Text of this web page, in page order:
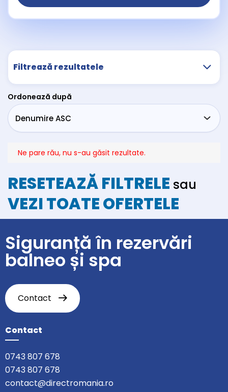
Filtrează rezultatele
Ordonează după
Ne pare rău, nu s-au găsit rezultate.
RESETEAZĂ FILTRELE sau
VEZI TOATE OFERTELE
Siguranță în rezervări
balneo și spa
Contact
Contact
0743 807 678
0743 807 678
contact@directromania.ro